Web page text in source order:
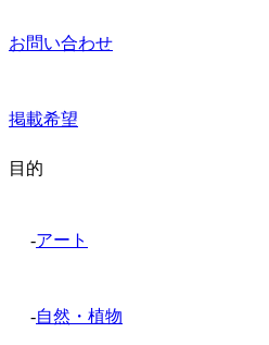
お問い合わせ
掲載希望
目的
-アート
-自然・植物